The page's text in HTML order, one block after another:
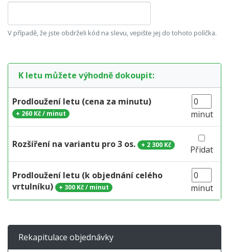
V případě, že jste obdrželi kód na slevu, vepište jej do tohoto políčka.
K letu můžete výhodně dokoupit:
Prodloužení letu (cena za minutu)
+ 260 Kč / minut minut
Rozšíření na variantu pro 3 os. + 2 300 Kč Přidat
Prodloužení letu (k objednání celého
vrtulníku)
+ 300 Kč / minut minut
Rekapitulace objednávky